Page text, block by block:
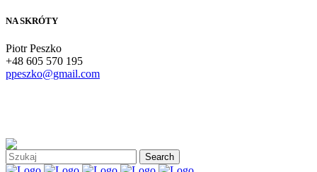
NA SKRÓTY
Piotr Peszko
+48 605 570 195
ppeszko@gmail.com